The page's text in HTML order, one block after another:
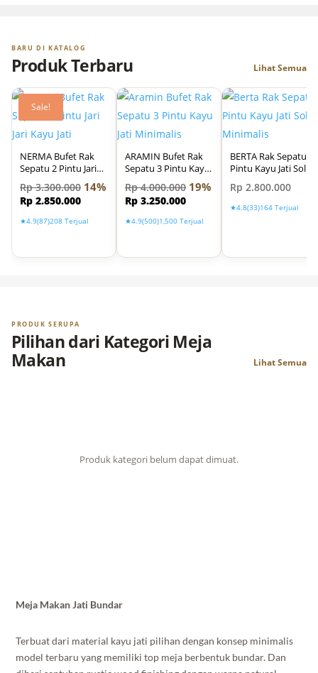
BARU DI KATALOG
Produk Terbaru Lihat Semua
Sale!
NERMA Bufet Rak
Sepatu 2 Pintu Jari
Rp3.300.000 14%
Rp 2.850.000
★4.9(87)208 Terjual
Sale!
ARAMIN Bufet Rak
Sepatu 3 Pintu Kayu
Rp4.000.000 19%
Rp 3.250.000
★4.9(500)1,500 Terjual
BERTA Rak Sepatu 2
Pintu Kayu Jati Solid
Rp 2.800.000
★4.8(33)164 Terjual
Sale!
PRODUK SERUPA
Pilihan dari Kategori Meja
Makan
Lihat Semua
Produk kategori belum dapat dimuat.
Meja Makan Jati Bundar
Terbuat dari material kayu jati pilihan dengan konsep minimalis
model terbaru yang memiliki top meja berbentuk bundar. Dan